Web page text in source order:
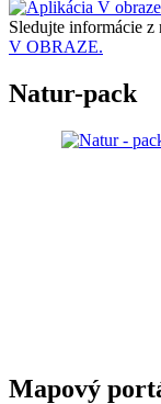
Sledujte informácie z
V OBRAZE.
Natur-pack
Mapový